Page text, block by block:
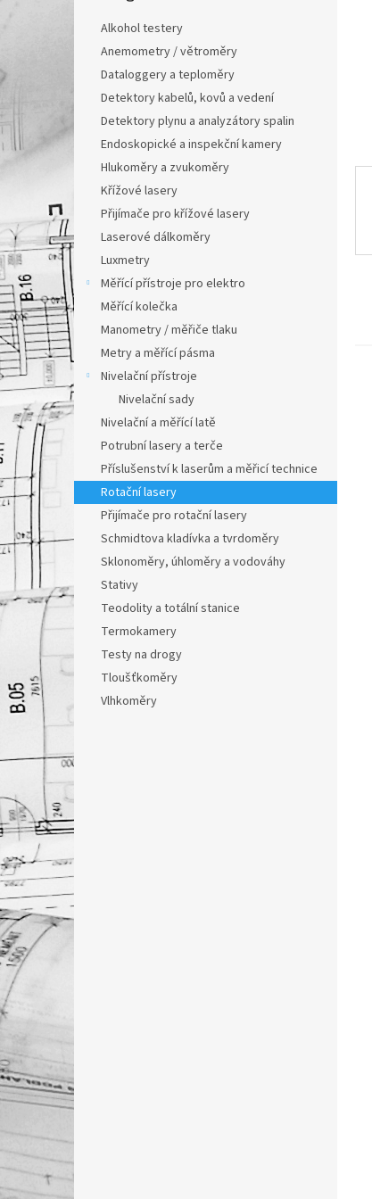
Alkohol testery
Anemometry / větroměry
Dataloggery a teploměry
Detektory kabelů, kovů a vedení
Detektory plynu a analyzátory spalin
Endoskopické a inspekční kamery
Hlukoměry a zvukoměry
Křížové lasery
Přijímače pro křížové lasery
Laserové dálkoměry
Luxmetry
Měřící přístroje pro elektro
Měřící kolečka
Manometry / měřiče tlaku
Metry a měřící pásma
Nivelační přístroje
Nivelační sady
Nivelační a měřící latě
Potrubní lasery a terče
Příslušenství k laserům a měřicí technice
Rotační lasery
Přijímače pro rotační lasery
Schmidtova kladívka a tvrdoměry
Sklonoměry, úhloměry a vodováhy
Stativy
Teodolity a totální stanice
Termokamery
Testy na drogy
Tloušťkoměry
Vlhkoměry